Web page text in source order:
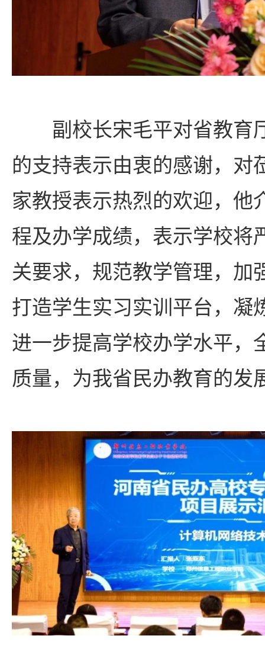
副校长宋毛平对省教育
的支持表示由衷的感谢，对
家教授表示热烈的欢迎，他
程及办学成绩，表示学校将
关要求，规范教学管理，加
打造学生实习实训平台，凝
进一步提高学校办学水平，
质量，为我省民办教育的发